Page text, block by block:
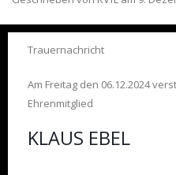
Trauernachricht
Am Freitag den 06.12.2024
Ehrenmitglied
KLAUS EBEL